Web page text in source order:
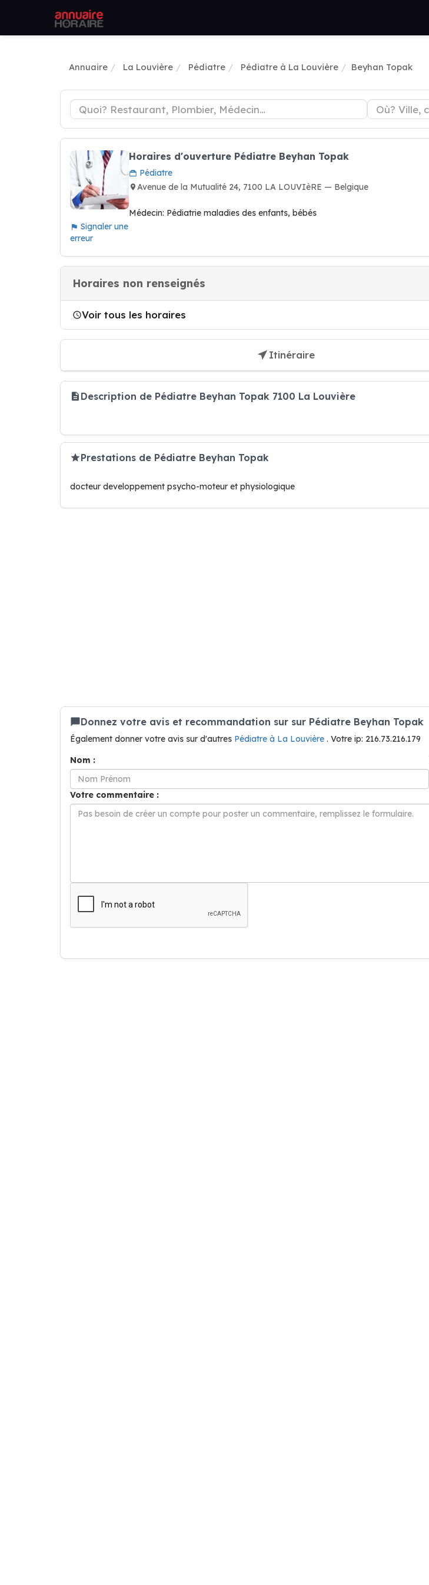
Annuaire La Louvière Pédiatre Pédiatre à La Louvière Beyhan Topak
Signaler une
erreur
Horaires d'ouverture Pédiatre Beyhan Topak
Pédiatre
Avenue de la Mutualité 24, 7100 LA LOUVIèRE — Belgique
Médecin: Pédiatrie maladies des enfants, bébés
Horaires non renseignés
Voir tous les horaires
Itinéraire
Description de Pédiatre Beyhan Topak 7100 La Louvière
Prestations de Pédiatre Beyhan Topak
docteur developpement psycho-moteur et physiologique
Donnez votre avis et recommandation sur sur Pédiatre Beyhan Topak
Également donner votre avis sur d'autres Pédiatre à La Louvière . Votre ip: 216.73.216.179
Nom :
Votre commentaire :